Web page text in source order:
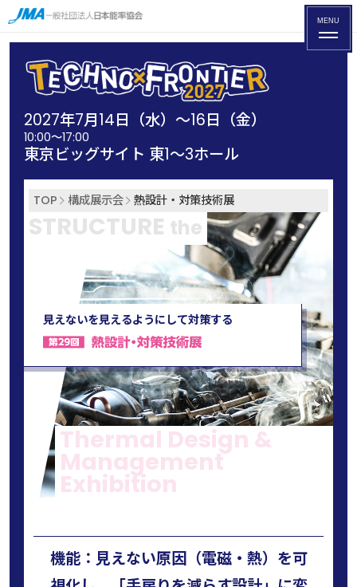
2027年7月14日（水）～16日（金）
10:00～17:00
東京ビッグサイト 東1〜3ホール
MENU
TOP 構成展示会 熱設計・対策技術展
STRUCTURE the
見えないを見えるようにして対策する
Thermal Design &
Management
Exhibition
機能：見えない原因（電磁・熱）を可